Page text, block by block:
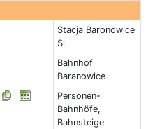
Stacja Baronowice
Sl.
Bahnhof
Baranowice
Personen-
Bahnhöfe,
Bahnsteige